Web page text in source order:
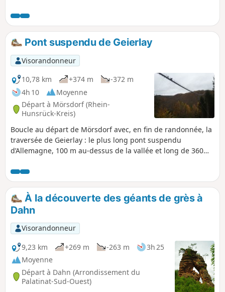
vue, de rochers de grés rose dressés vers le ciel mais aussi
de remarquables vestiges de châteaux forts. Ce sentier de
33 km à l'origine a été partagé en 2 boucles. Ici la 1re partie
de 20 km.
Pont suspendu de Geierlay
Visorandonneur
10,78 km
+374 m
-372 m
4h 10
Moyenne
Départ à Mörsdorf (Rhein-
Hunsrück-Kreis)
Boucle au départ de Mörsdorf avec, en fin de randonnée, la
traversée de Geierlay : le plus long pont suspendu
d’Allemagne, 100 m au-dessus de la vallée et long de 360
À la découverte des géants de grès à
Dahn
Visorandonneur
9,23 km
+269 m -263 m
3h 25
Moyenne
Départ à Dahn (Arrondissement du
Palatinat-Sud-Ouest)